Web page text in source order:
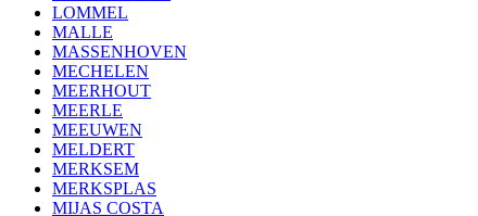
LOMMEL
MALLE
MASSENHOVEN
MECHELEN
MEERHOUT
MEERLE
MEEUWEN
MELDERT
MERKSEM
MERKSPLAS
MIJAS COSTA